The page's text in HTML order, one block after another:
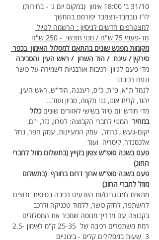
31/10 ב' 18:00 אימון  (במקום יום ג' - בחירות)
לו"ז נובמבר-דצמבר יפורסם בהמשך
למצטרפים חדשים לניסיון : הרשמה לטיול
חד-פעמי 75 ש"ח / מנוי חודשי  - 250 ש"ח
מקומות מפגש שונים בהתאם למסלול האימון  בכפר
סירקין / עינת  / הוד השרון  / ראש העין  והסביבה
מדי פעם לגיוון  רכיבות אורבניות לשמירה על כושר
ונפח רכיבה:
לנמל ת"א, פ"ת, כ"ס, רעננה, הוד"ש, ראש העין,
יהוד, קרית אונו, גני תקווה, סביון ועוד...
מדי חודש יום טיול בשישי לאזורים שונים כלול
במחיר המנוי לחברי הקבוצה: לטרון, גזר, י"ם,
יקום-געש , כרמל,  עמק המעיינות, עמק חפר, נחל
אלכסנדר, קיסריה  ועוד
פעם בשנה סופ"ש צפון בקייץ (בתשלום מוזל לחברי
החוג)
פעם בשנה סופ"ש ארוך דרום בחורף  (בתשלום
מוזל לחברי החוג)
מתאים למבוגרים/ות היודעים רכיבה בסיסית  ורוצים
להשתפר, לחזק כושר, ללמוד טכניקה ולרכב
בקבוצה עם מדריך מנוסה שמכיר את המסלולים
רמת משתפרים רכיבה של  25-35 ק"מ לאימון 2.5-
3  שעות במסלולים קלים - בינוניים